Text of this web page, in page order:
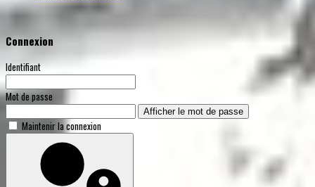
Connexion
Identifiant
Mot de passe
Afficher le mot de passe
Maintenir la connexion